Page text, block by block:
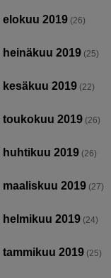
elokuu 2019 (26)
heinäkuu 2019 (25)
kesäkuu 2019 (22)
toukokuu 2019 (26)
huhtikuu 2019 (26)
maaliskuu 2019 (27)
helmikuu 2019 (24)
tammikuu 2019 (25)